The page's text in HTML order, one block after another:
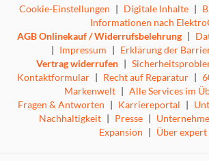
Kindersicherung
Neugierige Kinder erkunden
Umwelt, auch im Badezimmer
Cookie-Einstellungen | Digitale Inhalte |
Informationen nach
AGB Onlinekauf / Widerrufsbelehrung |
| Impressum | Erklärung der
Vertrag widerrufen |
Kontaktformular | Recht auf Reparatur |
Markenwelt | Alle Services im
Fragen & Antworten | Karriereportal |
Nachhaltigkeit | Presse |
Expansion | Über expert